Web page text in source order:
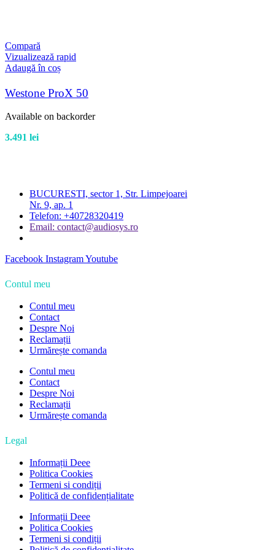
Compară
Vizualizează rapid
Adaugă în coș
Westone ProX 50
Available on backorder
3.491 lei
BUCURESTI, sector 1, Str. Limpejoarei
Nr. 9, ap. 1
Telefon: +40728320419
Email: contact@audiosys.ro
Facebook InstagramYoutube
Contul meu
Contul meu
Contact
Despre Noi
Reclamații
Urmărește comanda
Contul meu
Contact
Despre Noi
Reclamații
Urmărește comanda
Legal
Informații Deee
Politica Cookies
Termeni si condiții
Politică de confidențialitate
Informații Deee
Politica Cookies
Termeni si condiții